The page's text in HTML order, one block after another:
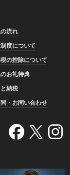
流れ
度について
の控除について
お礼特典
納税
・お問い合わせ